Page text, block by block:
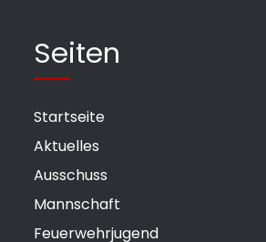
Seiten
Startseite
Aktuelles
Ausschuss
Mannschaft
Feuerwehrjugend